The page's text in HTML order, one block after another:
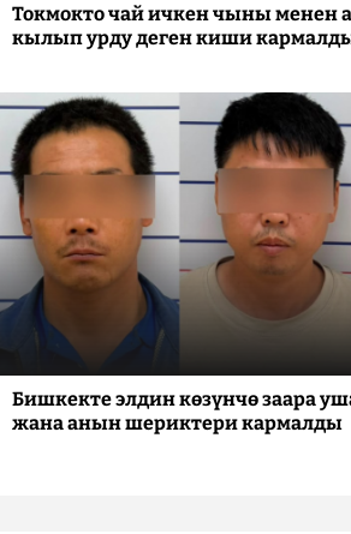
Токмокто чай ичкен чыны менен
кылып урду деген киши
Бишкекте элдин көзүнчө заара
жана анын шериктери кармалды